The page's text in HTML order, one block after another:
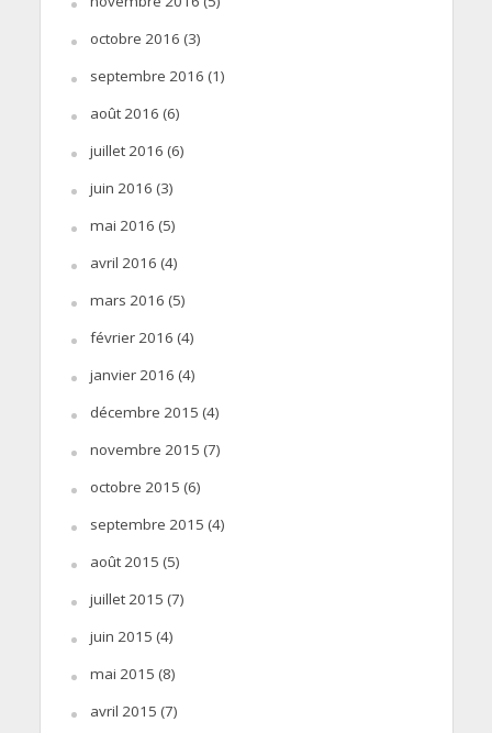
octobre 2016 (3)
septembre 2016 (1)
août 2016 (6)
juillet 2016 (6)
juin 2016 (3)
mai 2016 (5)
avril 2016 (4)
mars 2016 (5)
février 2016 (4)
janvier 2016 (4)
décembre 2015 (4)
novembre 2015 (7)
octobre 2015 (6)
septembre 2015 (4)
août 2015 (5)
juillet 2015 (7)
juin 2015 (4)
mai 2015 (8)
avril 2015 (7)